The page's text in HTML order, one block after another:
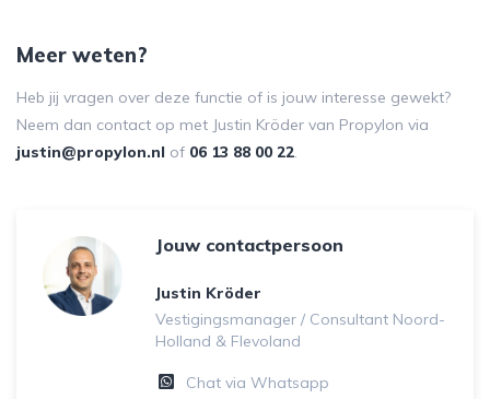
Meer weten?
Heb jij vragen over deze functie of is jouw interesse gewekt?
Neem dan contact op met Justin Kröder van Propylon via
justin@propylon.nl of 06 13 88 00 22.
Jouw contactpersoon
Justin Kröder
Vestigingsmanager / Consultant Noord-
Holland & Flevoland
Chat via Whatsapp